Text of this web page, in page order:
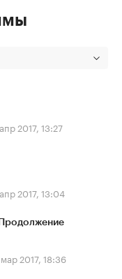
2017, 13:27
2017, 13:04
2017, 18:36